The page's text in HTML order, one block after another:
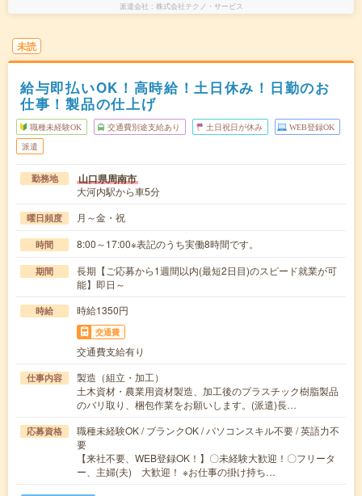
派遣会社 株式会社テクノ・サービス
未読
給与即払いOK！高時給！土日休み！日勤のお
仕事！製品の仕上げ
職種未経験OK 交通費別途支給あり 土日祝日が休み WEB登録OK
派遣
勤務地 山口県周南市
大河内駅から車5分
曜日頻度 月～金・祝
時間 8:00～17:00※表記のうち実働8時間です。
期間
長期【ご応募から1週間以内(最短2日目)のスピード就業が可
能】即日～
時給 時給1350円
交通費
交通費支給有り
仕事内容
製造（組立・加工）
土木資材・農業用資材製造、加工後のプラスチック樹脂製品
のバリ取り、梱包作業をお願いします。(派遣)長…
応募資格
職種未経験OK / ブランクOK / パソコンスキル不要 / 英語力不
要
【来社不要、WEB登録OK！】〇未経験大歓迎！〇フリータ
ー、主婦(夫) 大歓迎！ ※お仕事の掛け持ち…